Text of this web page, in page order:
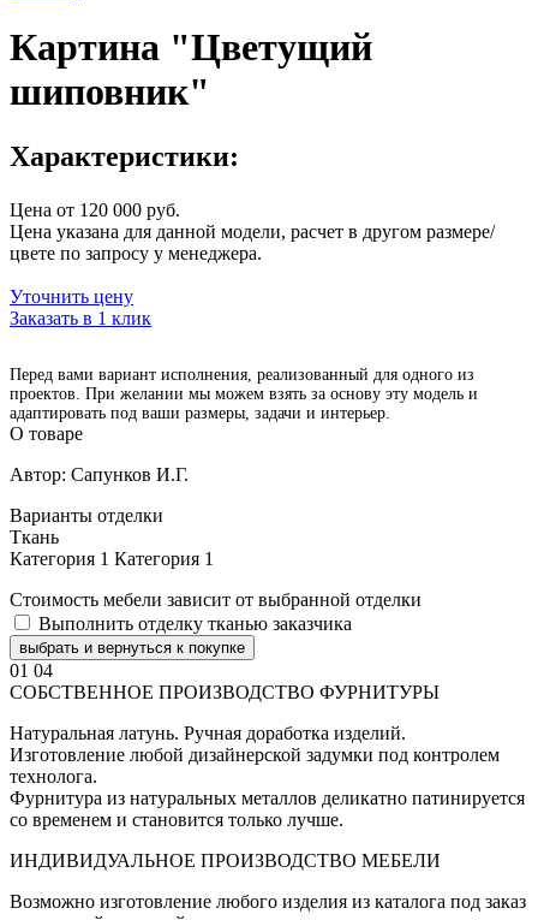
Картина "Цветущий
шиповник"
Характеристики:
Цена от 120 000 руб.
Цена указана для данной модели, расчет в другом размере/
цвете по запросу у менеджера.
Уточнить цену
Заказать в 1 клик
Перед вами вариант исполнения, реализованный для одного из
проектов. При желании мы можем взять за основу эту модель и
адаптировать под ваши размеры, задачи и интерьер.
О товаре
Автор: Сапунков И.Г.
Варианты отделки
Ткань
Категория 1 Категория 1
Стоимость мебели зависит от выбранной отделки
Выполнить отделку тканью заказчика
выбрать и вернуться к покупке
01 04
СОБСТВЕННОЕ ПРОИЗВОДСТВО ФУРНИТУРЫ
Натуральная латунь. Ручная доработка изделий.
Изготовление любой дизайнерской задумки под контролем
технолога.
Фурнитура из натуральных металлов деликатно патинируется
со временем и становится только лучше.
ИНДИВИДУАЛЬНОЕ ПРОИЗВОДСТВО МЕБЕЛИ
Возможно изготовление любого изделия из каталога под заказ